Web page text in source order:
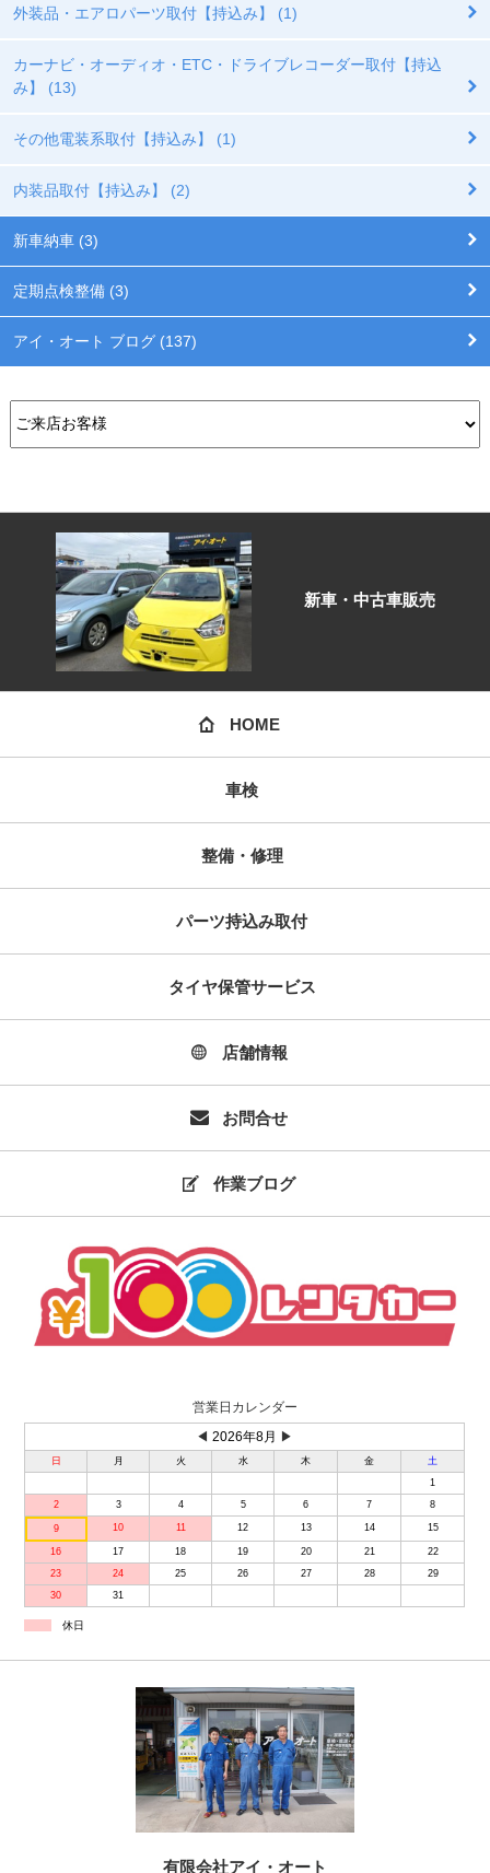
外装品・エアロパーツ取付【持込み】 (1)
カーナビ・オーディオ・ETC・ドライブレコーダー取付【持込
み】 (13)
その他電装系取付【持込み】 (1)
内装品取付【持込み】 (2)
新車納車 (3)
定期点検整備 (3)
アイ・オート ブログ (137)
新車・中古車販売
HOME
車検
整備・修理
パーツ持込み取付
タイヤ保管サービス
店舗情報
お問合せ
作業ブログ
営業日カレンダー
◀ 2026年8月 ▶
日 月 火 水 木 金
土
1
2
3 4 5 6 7 8
9 10 11 12 13 14 15
16 17 18 19 20 21
22
23
24 25 26 27 28
29
30
31
休日
有限会社アイ・オート